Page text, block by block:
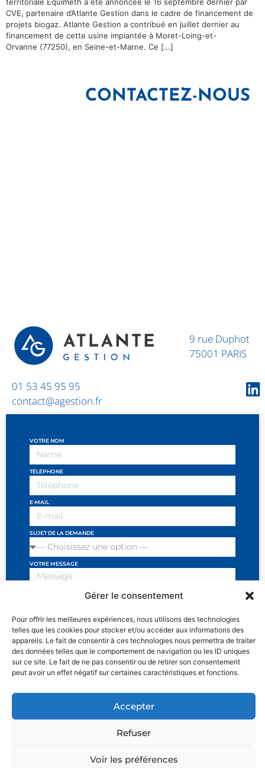
Gérer le consentement
Pour offrir les meilleures expériences, nous utilisons des technologies
telles que les cookies pour stocker et/ou accéder aux informations des
appareils. Le fait de consentir à ces technologies nous permettra de traiter
des données telles que le comportement de navigation ou les ID uniques
sur ce site. Le fait de ne pas consentir ou de retirer son consentement
peut avoir un effet négatif sur certaines caractéristiques et fonctions.
Accepter
Refuser
Voir les préférences
CVE, partenaire d’Atlante Gestion dans le cadre de financement de
projets biogaz. Atlante Gestion a contribué en juillet dernier au
financement de cette usine implantée à Moret-Loing-et-
Orvanne (77250), en Seine-et-Marne. Ce […]
CONTACTEZ-NOUS
9 rue Duphot
75001 PARIS
01 53 45 95 95
contact@agestion.fr
VOTRE NOM
TÉLÉPHONE
E-MAIL
SUJET DE LA DEMANDE
VOTRE MESSAGE
J'ai lu et j'accepte les conditions et politiques de
privacité
SEND
UNE CREATION DE